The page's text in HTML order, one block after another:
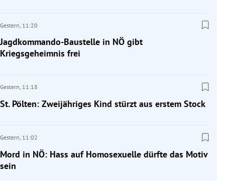
Gestern, 11:20
Jagdkommando-Baustelle in NÖ gibt
Kriegsgeheimnis frei
Gestern, 11:18
St. Pölten: Zweijähriges Kind stürzt aus erstem Stock
Gestern, 11:02
Mord in NÖ: Hass auf Homosexuelle dürfte das Motiv
sein